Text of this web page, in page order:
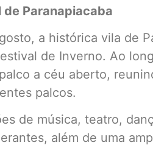
Paranapiacaba
a histórica vila de
de Inverno. Ao
a céu aberto,
palcos.
de música, teatro,
além de uma